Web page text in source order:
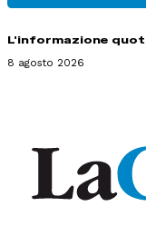
L'informazione
8 agosto 2026